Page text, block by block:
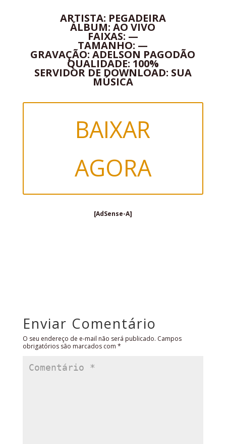
ARTISTA: PEGADEIRA
ÁLBUM: AO VIVO
FAIXAS: —
TAMANHO: —
GRAVAÇÃO: ADELSON PAGODÃO
QUALIDADE: 100%
SERVIDOR DE DOWNLOAD: SUA
MÚSICA
BAIXAR
AGORA
[AdSense-A]
Enviar Comentário
O seu endereço de e-mail não será publicado. Campos
obrigatórios são marcados com *